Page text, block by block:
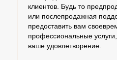
клиентов. Будь то
или послепродажная
предоставить вам
профессиональные
ваше удовлетворение.